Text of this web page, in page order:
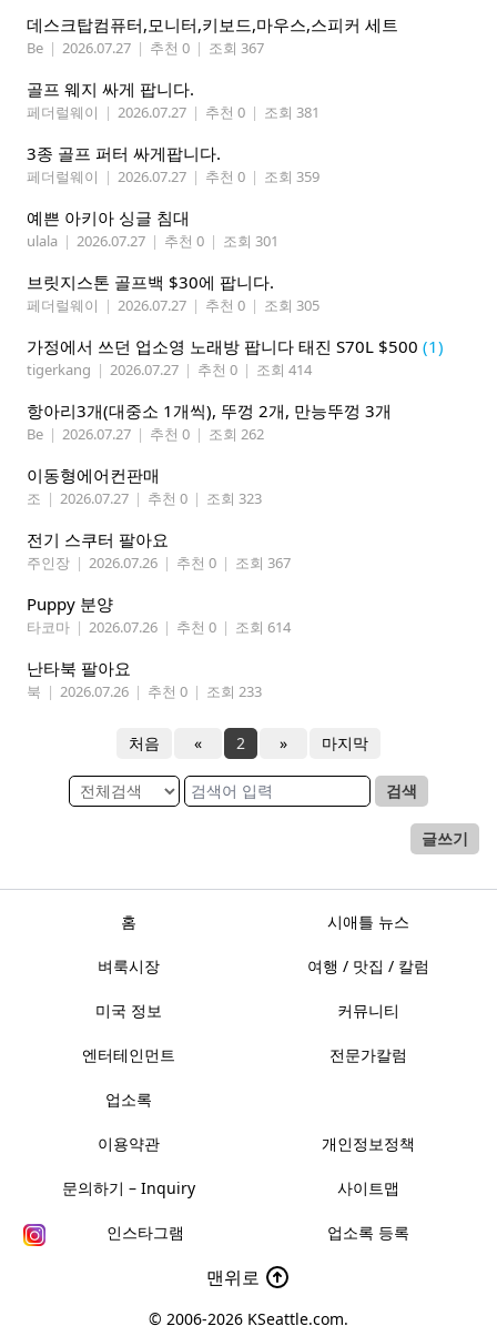
데스크탑컴퓨터,모니터,키보드,마우스,스피커 세트
Be | 2026.07.27 | 추천 0 | 조회 367
골프 웨지 싸게 팝니다.
페더럴웨이 | 2026.07.27 | 추천 0 | 조회 381
3종 골프 퍼터 싸게팝니다.
페더럴웨이 | 2026.07.27 | 추천 0 | 조회 359
예쁜 아키아 싱글 침대
ulala | 2026.07.27 | 추천 0 | 조회 301
브릿지스톤 골프백 $30에 팝니다.
페더럴웨이 | 2026.07.27 | 추천 0 | 조회 305
가정에서 쓰던 업소영 노래방 팝니다 태진 S70L $500 (1)
tigerkang | 2026.07.27 | 추천 0 | 조회 414
항아리3개(대중소 1개씩), 뚜껑 2개, 만능뚜껑 3개
Be | 2026.07.27 | 추천 0 | 조회 262
이동형에어컨판매
조 | 2026.07.27 | 추천 0 | 조회 323
전기 스쿠터 팔아요
주인장 | 2026.07.26 | 추천 0 | 조회 367
Puppy 분양
타코마 | 2026.07.26 | 추천 0 | 조회 614
난타북 팔아요
북 | 2026.07.26 | 추천 0 | 조회 233
처음 « 2 » 마지막
검색
글쓰기
홈 시애틀 뉴스
벼룩시장 여행 / 맛집 / 칼럼
미국 정보 커뮤니티
엔터테인먼트 전문가칼럼
업소록
이용약관 개인정보정책
문의하기 – Inquiry 사이트맵
인스타그램 업소록 등록
맨위로
© 2006-2026 KSeattle.com.